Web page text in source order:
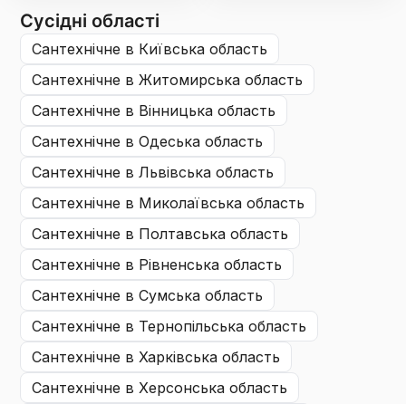
Сусідні області
сантехнічне в Київська область
сантехнічне в Житомирська область
сантехнічне в Вінницька область
сантехнічне в Одеська область
сантехнічне в Львівська область
сантехнічне в Миколаївська область
сантехнічне в Полтавська область
сантехнічне в Рівненська область
сантехнічне в Сумська область
сантехнічне в Тернопільська область
сантехнічне в Харківська область
сантехнічне в Херсонська область